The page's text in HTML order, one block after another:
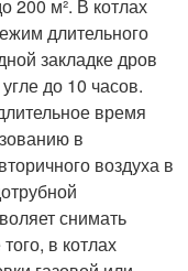
200 м². В котлах
длительного
закладке дров
до 10 часов.
время
в
воздуха в
снимать
в котлах